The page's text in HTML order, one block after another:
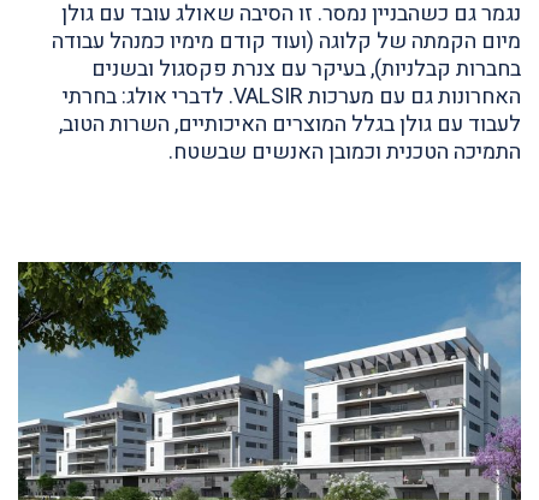
נגמר גם כשהבניין נמסר. זו הסיבה שאולג עובד עם גולן
מיום הקמתה של קלוגה (ועוד קודם מימיו כמנהל עבודה
בחברות קבלניות), בעיקר עם צנרת פקסגול ובשנים
האחרונות גם עם מערכות VALSIR. לדברי אולג: בחרתי
לעבוד עם גולן בגלל המוצרים האיכותיים, השרות הטוב,
התמיכה הטכנית וכמובן האנשים שבשטח.